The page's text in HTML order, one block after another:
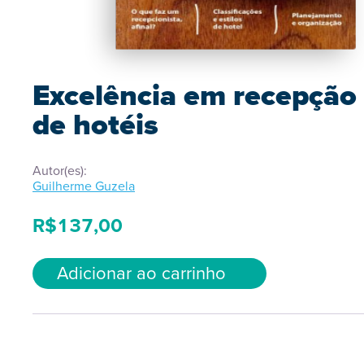
Excelência em recepção
de hotéis
Autor(es):
Guilherme Guzela
R$137,00
Adicionar ao carrinho